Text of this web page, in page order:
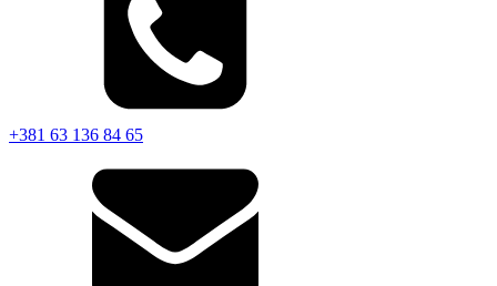
+381 63 136 84 65